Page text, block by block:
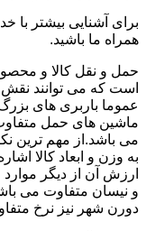
برای آشنایی بیشتر با
همراه ما باشید.
حمل و نقل کالا و
است که می توانند نقش
عموما باربری های
ماشین های حمل
می باشد.از مهم ترین
به وزن و ابعاد کالا
ارزش آن از دیگر
و نیسان متفاوت می
دورن شهر نیز نرخ